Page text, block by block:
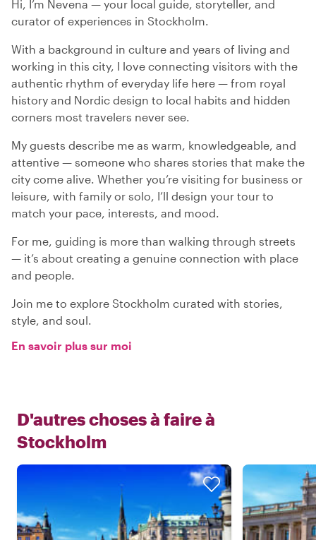
Hi, I’m Nevena — your local guide, storyteller, and
curator of experiences in Stockholm.
With a background in culture and years of living and
working in this city, I love connecting visitors with the
authentic rhythm of everyday life here — from royal
history and Nordic design to local habits and hidden
corners most travelers never see.
My guests describe me as warm, knowledgeable, and
attentive — someone who shares stories that make the
city come alive. Whether you’re visiting for business or
leisure, with family or solo, I’ll design your tour to
match your pace, interests, and mood.
For me, guiding is more than walking through streets
— it’s about creating a genuine connection with place
and people.
Join me to explore Stockholm curated with stories,
style, and soul.
En savoir plus sur moi
D'autres choses à faire à
Stockholm